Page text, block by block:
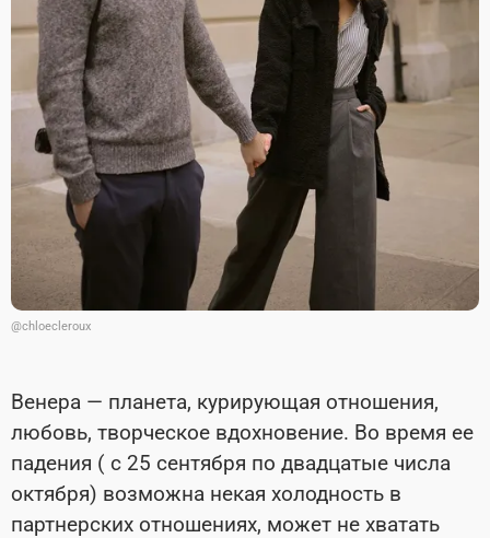
@chloecleroux
Венера — планета, курирующая отношения,
любовь, творческое вдохновение. Во время ее
падения ( с 25 сентября по двадцатые числа
октября) возможна некая холодность в
партнерских отношениях, может не хватать